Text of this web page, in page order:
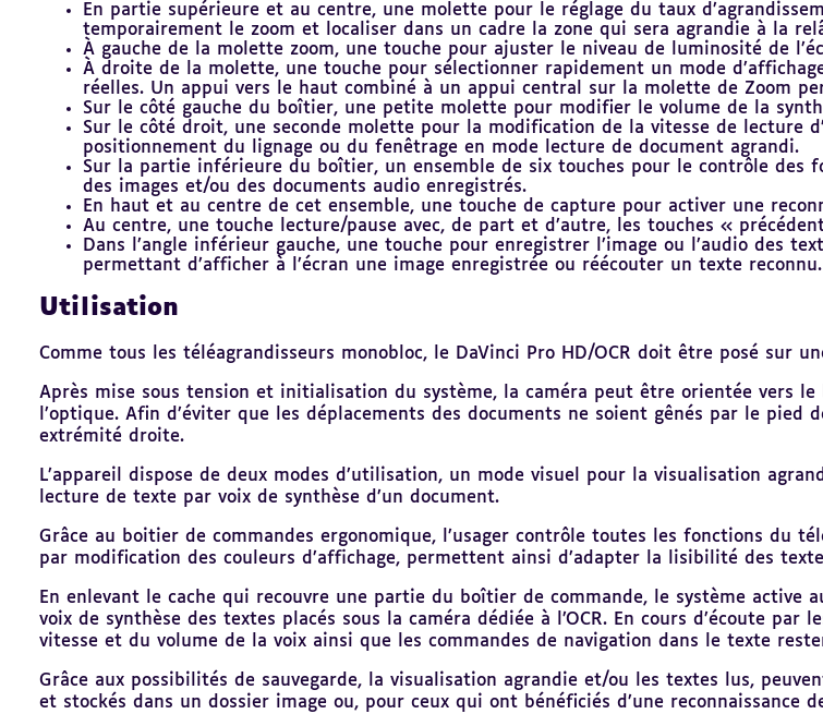
En partie supérieure et au centre, une molette pour le réglage du taux
temporairement le zoom et localiser dans un cadre la zone qui sera agrandie à la
À gauche de la molette zoom, une touche pour ajuster le niveau de luminosité de
À droite de la molette, une touche pour sélectionner rapidement un mode
réelles. Un appui vers le haut combiné à un appui central sur la molette de Zoom
Sur le côté gauche du boîtier, une petite molette pour modifier le volume de la
Sur le côté droit, une seconde molette pour la modification de la vitesse de lecture
positionnement du lignage ou du fenêtrage en mode lecture de document agrandi.
Sur la partie inférieure du boîtier, un ensemble de six touches pour le contrôle des
des images et/ou des documents audio enregistrés.
En haut et au centre de cet ensemble, une touche de capture pour activer une
Au centre, une touche lecture/pause avec, de part et d’autre, les touches «
Dans l’angle inférieur gauche, une touche pour enregistrer l’image ou l’audio des
permettant d’afficher à l’écran une image enregistrée ou réécouter un texte reconnu.
Utilisation
Comme tous les téléagrandisseurs monobloc, le DaVinci Pro HD/OCR doit être posé sur
Après mise sous tension et initialisation du système, la caméra peut être orientée vers
l’optique. Afin d’éviter que les déplacements des documents ne soient gênés par le
extrémité droite.
L’appareil dispose de deux modes d’utilisation, un mode visuel pour la visualisation
lecture de texte par voix de synthèse d’un document.
Grâce au boitier de commandes ergonomique, l’usager contrôle toutes les fonctions du
par modification des couleurs d’affichage, permettent ainsi d’adapter la lisibilité des
En enlevant le cache qui recouvre une partie du boîtier de commande, le système
voix de synthèse des textes placés sous la caméra dédiée à l’OCR. En cours d’écoute
vitesse et du volume de la voix ainsi que les commandes de navigation dans le texte
Grâce aux possibilités de sauvegarde, la visualisation agrandie et/ou les textes lus,
et stockés dans un dossier image ou, pour ceux qui ont bénéficiés d’une reconnaissance